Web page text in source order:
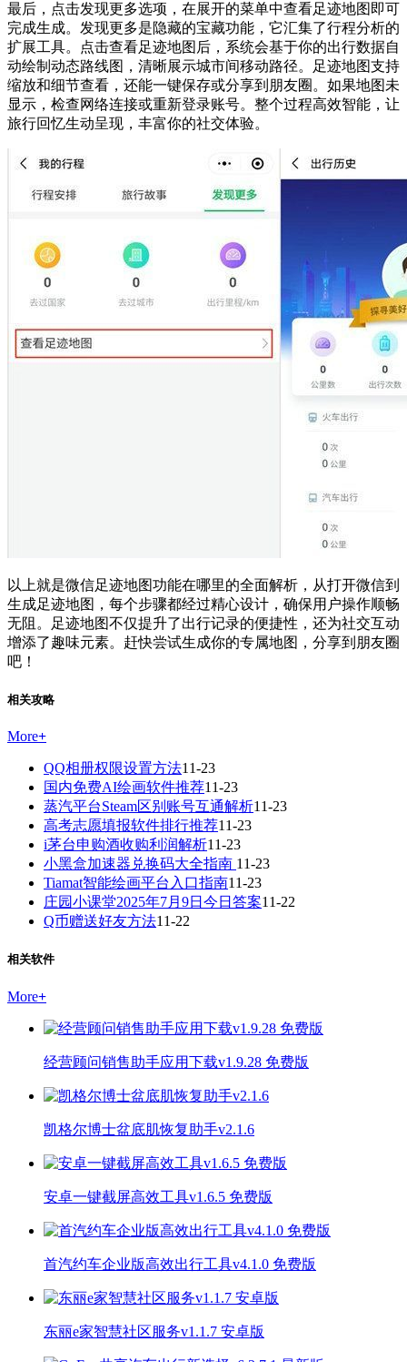
最后，点击发现更多选项，在展开的菜单中查看足迹地图即可
完成生成。发现更多是隐藏的宝藏功能，它汇集了行程分析的
扩展工具。点击查看足迹地图后，系统会基于你的出行数据自
动绘制动态路线图，清晰展示城市间移动路径。足迹地图支持
缩放和细节查看，还能一键保存或分享到朋友圈。如果地图未
显示，检查网络连接或重新登录账号。整个过程高效智能，让
旅行回忆生动呈现，丰富你的社交体验。
以上就是微信足迹地图功能在哪里的全面解析，从打开微信到
生成足迹地图，每个步骤都经过精心设计，确保用户操作顺畅
无阻。足迹地图不仅提升了出行记录的便捷性，还为社交互动
增添了趣味元素。赶快尝试生成你的专属地图，分享到朋友圈
吧！
相关攻略
More+
QQ相册权限设置方法11-23
国内免费AI绘画软件推荐11-23
蒸汽平台Steam区别账号互通解析11-23
高考志愿填报软件排行推荐11-23
i茅台申购酒收购利润解析11-23
小黑盒加速器兑换码大全指南 11-23
Tiamat智能绘画平台入口指南11-23
庄园小课堂2025年7月9日今日答案11-22
Q币赠送好友方法11-22
相关软件
More+
经营顾问销售助手应用下载v1.9.28 免费版
凯格尔博士盆底肌恢复助手v2.1.6
安卓一键截屏高效工具v1.6.5 免费版
首汽约车企业版高效出行工具v4.1.0 免费版
东丽e家智慧社区服务v1.1.7 安卓版